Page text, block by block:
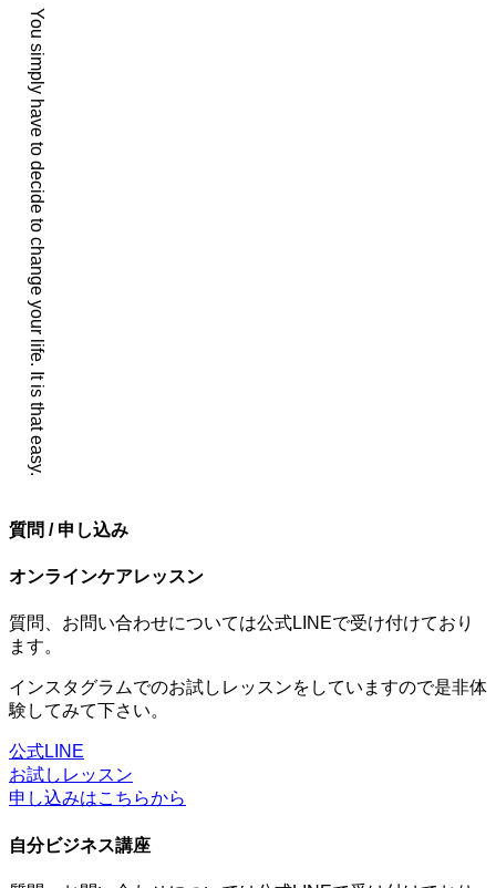
ー
シ
ョ
ンYou simply have to decide to change your life. It is that easy.
質問 / 申し込み
オンラインケアレッスン
質問、お問い合わせについては公式LINEで受け付けており
ます。
インスタグラムでのお試しレッスンをしていますので是非体
験してみて下さい。
公式LINE
お試しレッスン
申し込みはこちらから
自分ビジネス講座